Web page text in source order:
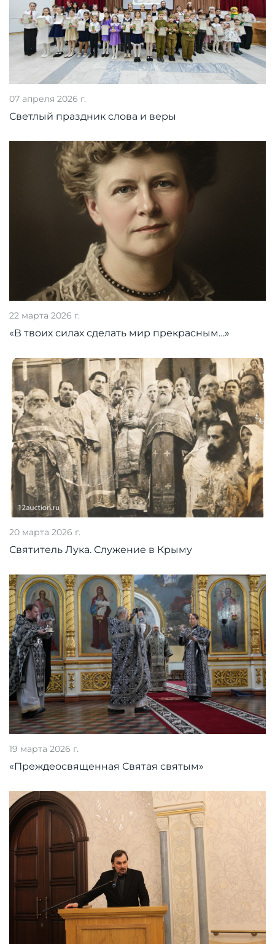
07 апреля 2026 г.
Светлый праздник слова и веры
22 марта 2026 г.
«В твоих силах сделать мир прекрасным…»
20 марта 2026 г.
Святитель Лука. Служение в Крыму
19 марта 2026 г.
«Преждеосвященная Святая святым»